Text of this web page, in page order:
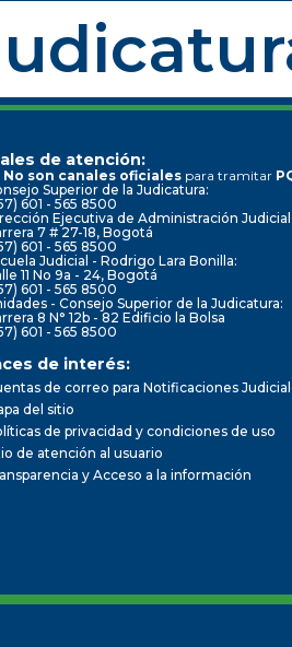
de atención:
No son canales oficiales para tramitar
Superior de la Judicatura:
601 - 565 8500
Ejecutiva de Administración Judicial
7 # 27-18, Bogotá
601 - 565 8500
Judicial - Rodrigo Lara Bonilla:
11 No 9a - 24, Bogotá
601 - 565 8500
- Consejo Superior de la Judicatura:
8 N° 12b - 82 Edificio la Bolsa
601 - 565 8500
de interés:
de correo para Notificaciones
del sitio
de privacidad y condiciones de uso
de atención al usuario
y Acceso a la información